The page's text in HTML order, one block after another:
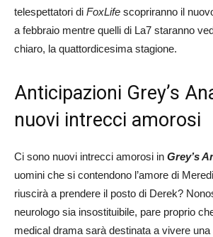
telespettatori di FoxLife scopriranno il
a febbraio mentre quelli di La7 staranno
chiaro, la quattordicesima stagione.
Anticipazioni Grey’s
nuovi intrecci amorosi
Ci sono nuovi intrecci amorosi in Grey’s
uomini che si contendono l’amore di
riuscirà a prendere il posto di Derek?
neurologo sia insostituibile, pare proprio
medical drama sarà destinata a vivere